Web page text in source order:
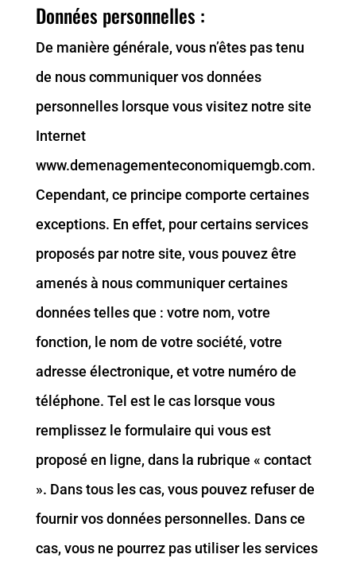
Données personnelles :
De manière générale, vous n’êtes pas tenu
de nous communiquer vos données
personnelles lorsque vous visitez notre site
Internet
www.demenagementeconomiquemgb.com.
Cependant, ce principe comporte certaines
exceptions. En effet, pour certains services
proposés par notre site, vous pouvez être
amenés à nous communiquer certaines
données telles que : votre nom, votre
fonction, le nom de votre société, votre
adresse électronique, et votre numéro de
téléphone. Tel est le cas lorsque vous
remplissez le formulaire qui vous est
proposé en ligne, dans la rubrique « contact
». Dans tous les cas, vous pouvez refuser de
fournir vos données personnelles. Dans ce
cas, vous ne pourrez pas utiliser les services